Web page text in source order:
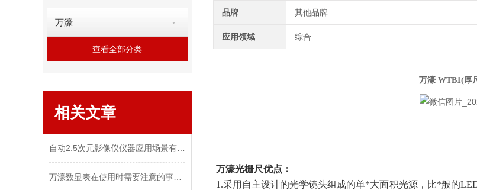
万濠
查看全部分类
相关文章
品牌 其他品牌
应用领域 综合
万濠 WTB1(厚
万濠光栅尺优点：
1.采用自主设计的光学镜头组成的单*大面积光源，比*般的